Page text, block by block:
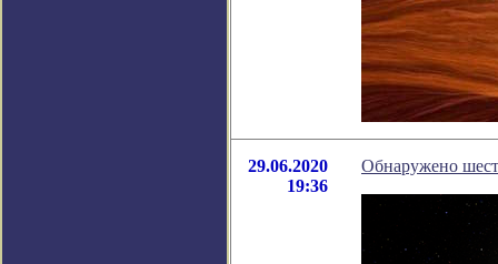
29.06.2020
19:36
Обнаружено